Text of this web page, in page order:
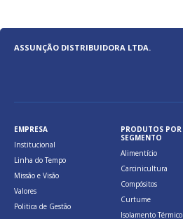
ASSUNÇÃO DISTRIBUIDORA LTDA.
EMPRESA
Institucional
Linha do Tempo
Missão e Visão
Valores
Politica de Gestão
PRODUTOS POR
SEGMENTO
Alimentício
Carcinicultura
Compósitos
Curtume
Isolamento